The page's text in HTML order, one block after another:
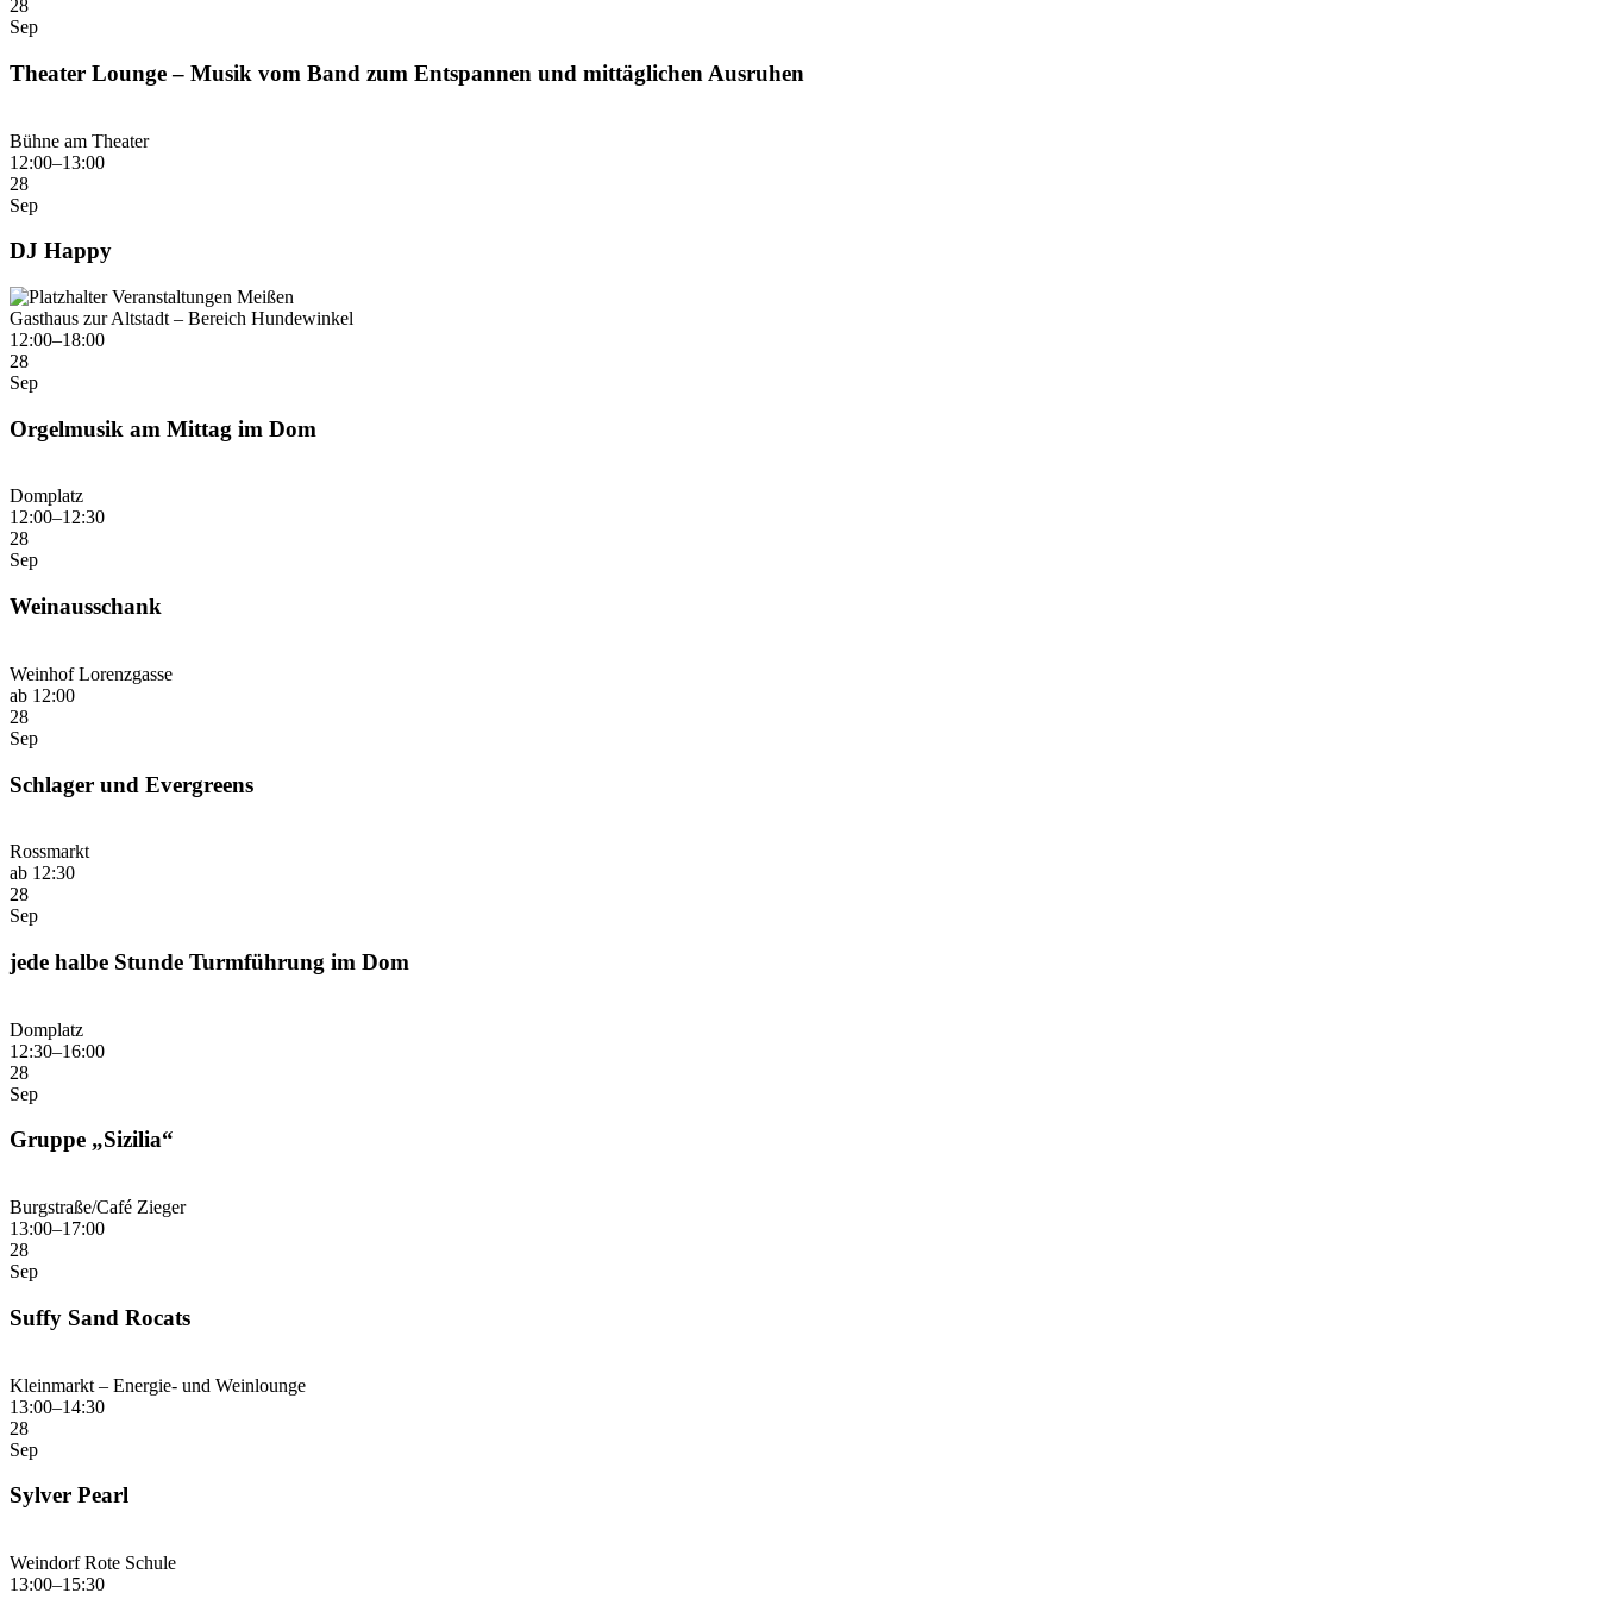
28
Sep
Theater Lounge – Musik vom Band zum Entspannen und mittäglichen Ausruhen
Bühne am Theater
12:00–13:00
28
Sep
DJ Happy
Gasthaus zur Altstadt – Bereich Hundewinkel
12:00–18:00
28
Sep
Orgelmusik am Mittag im Dom
Domplatz
12:00–12:30
28
Sep
Weinausschank
Weinhof Lorenzgasse
ab 12:00
28
Sep
Schlager und Evergreens
Rossmarkt
ab 12:30
28
Sep
jede halbe Stunde Turmführung im Dom
Domplatz
12:30–16:00
28
Sep
Gruppe „Sizilia“
Burgstraße/Café Zieger
13:00–17:00
28
Sep
Suffy Sand Rocats
Kleinmarkt – Energie- und Weinlounge
13:00–14:30
28
Sep
Sylver Pearl
Weindorf Rote Schule
13:00–15:30